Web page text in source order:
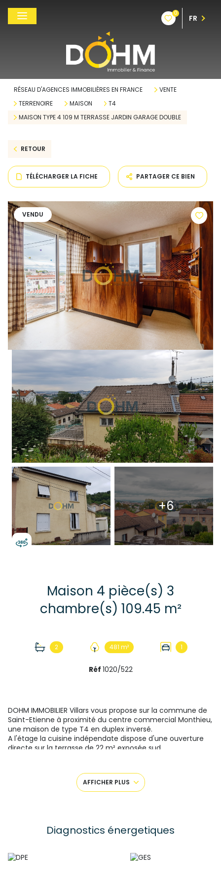
0
FR
RÉSEAU D'AGENCES IMMOBILIÈRES EN FRANCE
VENTE
TERRENOIRE
MAISON
T4
MAISON TYPE 4 109 M TERRASSE JARDIN GARAGE DOUBLE
RETOUR
TÉLÉCHARGER LA FICHE PARTAGER CE BIEN
VENDU
+6
Maison 4 pièce(s) 3
chambre(s) 109.45 m²
2 481 m² 1
Réf 1020/522
DOHM IMMOBILIER Villars vous propose sur la commune de
Saint-Etienne à proximité du centre commercial Monthieu,
une maison de type T4 en duplex inversé.
A l'étage la cuisine indépendate dispose d'une ouverture
directe sur la terrasse de 22 m² exposée sud.
intérieure, un jeu de boule, un cabanon de rangement, un
Prévoir un rafraichissement d'agrémentation.
Les informations sur les risques auxquels ce bien est
AFFICHER PLUS
Diagnostics énergetiques